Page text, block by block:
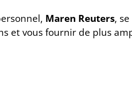
Maren Reuters,
et vous fournir de plus